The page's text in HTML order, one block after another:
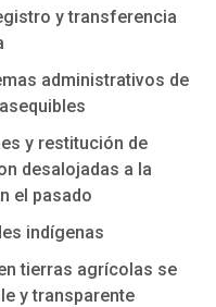
y transferencia
administrativos de
y restitución de
desalojadas a la
el pasado
indígenas
tierras agrícolas se
y transparente